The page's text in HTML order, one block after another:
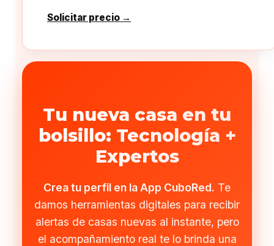
Solicitar precio →
Tu nueva casa en tu
bolsillo: Tecnología +
Expertos
Crea tu perfil en la App CuboRed. Te
damos herramientas digitales para recibir
alertas de casas nuevas al instante, pero
el acompañamiento real te lo brinda una